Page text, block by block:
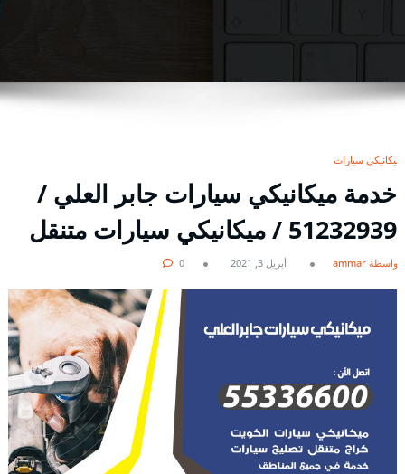
ميكانيكي سيارات
خدمة ميكانيكي سيارات جابر العلي /
51232939‬ / ميكانيكي سيارات متنقل
بواسطة ammar أبريل 3, 2021 0